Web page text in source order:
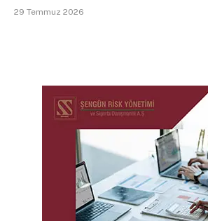
29 Temmuz 2026